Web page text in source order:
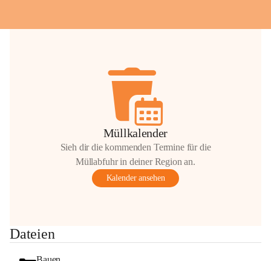
anrainer-service@omv.com
Bei Fragen, Anliegen oder Beschwerden.
Die OMV wird im Zuge von
Müllkalender
Sieh dir die kommenden Termine für die
Müllabfuhr in deiner Region an.
Kalender ansehen
Dateien